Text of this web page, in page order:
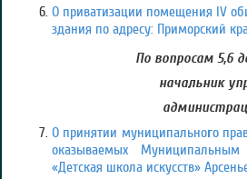
О приватизации помещения IV
здания по адресу: Приморский
По вопросам 5,6
начальник
О принятии муниципального
оказываемых
«Детская школа искусств»